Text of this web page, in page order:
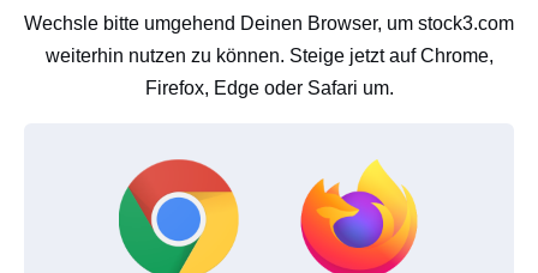
Wechsle bitte umgehend Deinen Browser, um stock3.com
weiterhin nutzen zu können. Steige jetzt auf Chrome,
Firefox, Edge oder Safari um.